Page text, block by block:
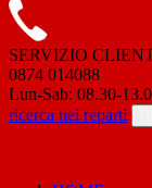
SERVIZIO
0874 014088
Lun-Sab: 08.30-
ricerca nei reparti